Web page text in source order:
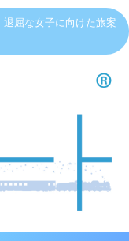
屈な女子に向けた旅案